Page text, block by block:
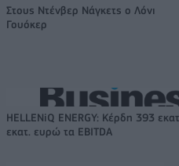
Στους Ντένβερ Νάγκετς ο Λόνι
Γουόκερ
HELLENiQ ENERGY: Κέρδη 393
εκατ. ευρώ τα EBITDA